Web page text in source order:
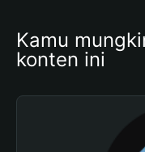
Kamu
konten ini